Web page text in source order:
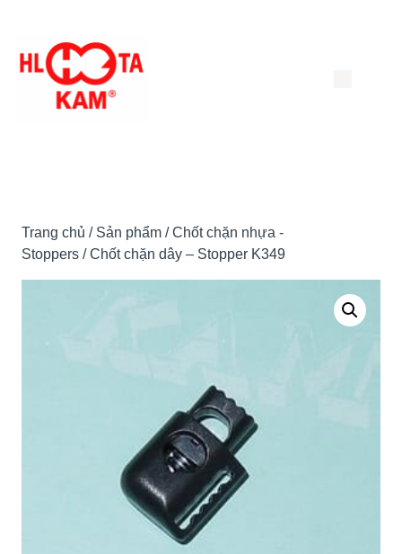
đến
Trang chủ / Sản phẩm /Chốt chặn nhựa -
Stoppers / Chốt chặn dây – Stopper K349